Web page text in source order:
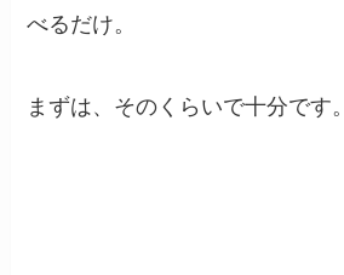
べるだけ。
まずは、そのくらいで十分です。